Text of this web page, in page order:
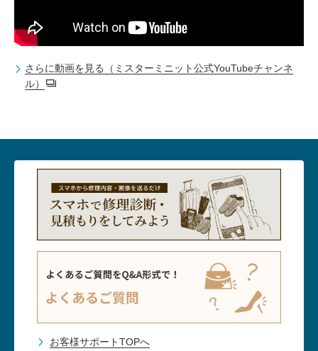
さらに動画を見る（ミスターミニット公式YouTubeチャンネ
ル）
お客様サポートTOPへ